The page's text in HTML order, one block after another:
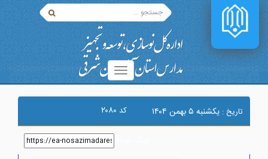
تاریخ : يکشنبه ۵ بهمن ۱۴۰۴ کد ۲۰۸۰